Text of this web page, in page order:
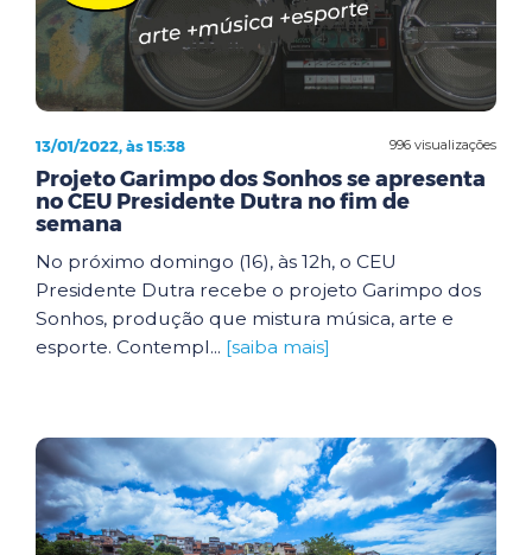
996 visualizações
13/01/2022, às 15:38
Projeto Garimpo dos Sonhos se apresenta
no CEU Presidente Dutra no fim de
semana
No próximo domingo (16), às 12h, o CEU
Presidente Dutra recebe o projeto Garimpo dos
Sonhos, produção que mistura música, arte e
esporte. Contempl... [saiba mais]